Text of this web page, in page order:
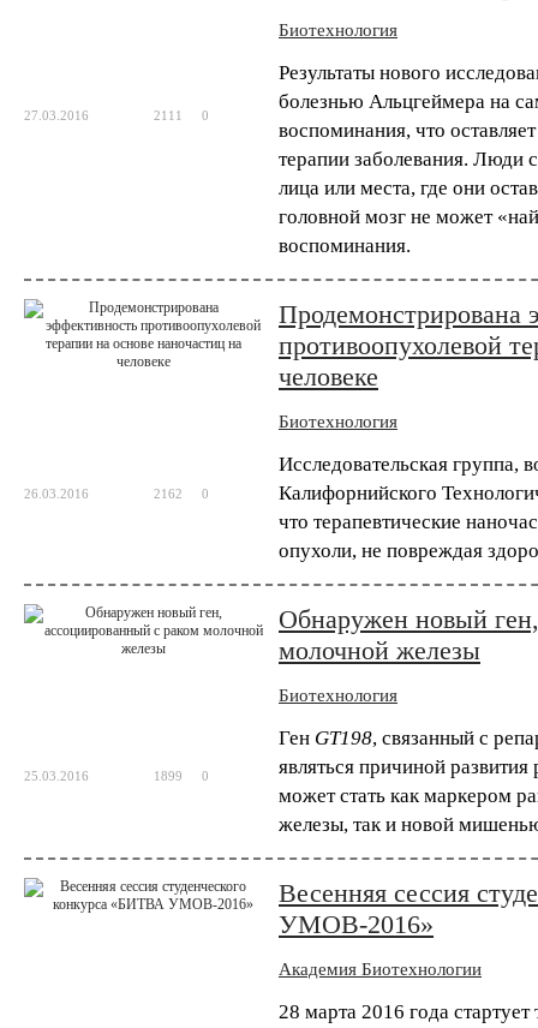
Биотехнология
Исследователи
вакцины от рака
Персонализированная медицина
каждого пациента в соответствии со
испытания позволяют надеяться, что
Компания
секвенированию 2
Одна из крупнейших в мире
которого является компиляция
человек в течение следующего десят...
Биотехнология
Технологию CRISPR
устойчивости к ВИЧ
человека. Их работа, в которой метод
27.03.2016 2111 0
Биотехнология
Результаты нового
болезнью Альцгеймера на
воспоминания, что
терапии заболевания. Люди
лица или места, где они
головной мозг не может
воспоминания.
26.03.2016 2162 0
Продемонстрирована
противоопухолевой
человеке
Биотехнология
Исследовательская группа,
Калифорнийского
что терапевтические
опухоли, не повреждая
25.03.2016 1899 0
Обнаружен новый
молочной железы
Биотехнология
Ген GT198, связанный с
являться причиной
может стать как маркером
железы, так и новой
Весенняя сессия
УМОВ-2016»
Академия Биотехнологии
28 марта 2016 года стартует